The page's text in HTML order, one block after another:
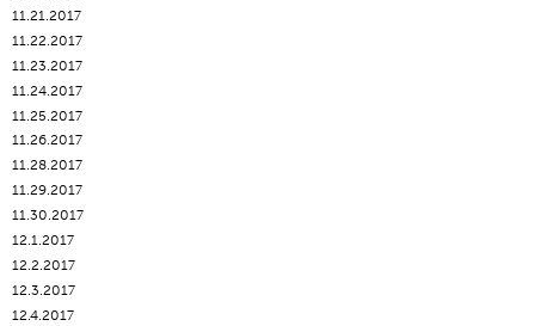
11.21.2017
11.22.2017
11.23.2017
11.24.2017
11.25.2017
11.26.2017
11.28.2017
11.29.2017
11.30.2017
12.1.2017
12.2.2017
12.3.2017
12.4.2017